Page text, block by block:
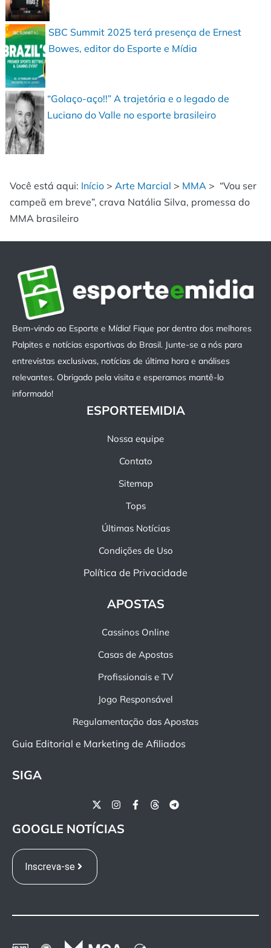
SBC Summit 2025 terá presença de Ernest
Bowes, editor do Esporte e Mídia
“Golaço-aço!!” A trajetória e o legado de
Luciano do Valle no esporte brasileiro
Você está aqui: Início > Arte Marcial > MMA > “Vou ser
campeã em breve”, crava Natália Silva, promessa do
MMA brasileiro
Bem-vindo ao Esporte e Mídia! Fique por dentro dos melhores
Palpites e notícias esportivas do Brasil. Junte-se a nós para
entrevistas exclusivas, notícias de última hora e análises
relevantes. Obrigado pela visita e esperamos mantê-lo
informado!
ESPORTEEMIDIA
Nossa equipe
Contato
Sitemap
Tops
Últimas Notícias
Condições de Uso
Política de Privacidade
APOSTAS
Cassinos Online
Casas de Apostas
Profissionais e TV
Jogo Responsável
Regulamentação das Apostas
Guia Editorial e Marketing de Afiliados
SIGA
GOOGLE NOTÍCIAS
Inscreva-se